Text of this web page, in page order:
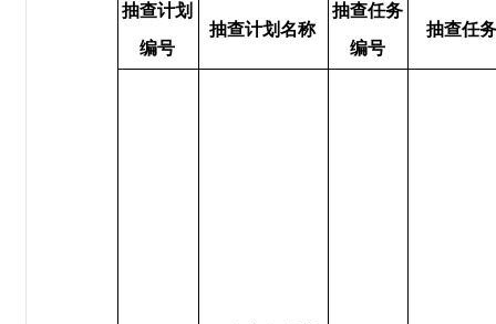
抽查计划
编号
抽查计划名称
抽查任务
编号
抽查任